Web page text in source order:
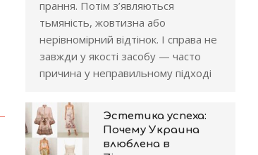
прання. Потім з’являються
тьмяність, жовтизна або
нерівномірний відтінок. І справа не
завжди у якості засобу — часто
причина у неправильному підході
Эстетика успеха:
Почему Украина
влюблена в